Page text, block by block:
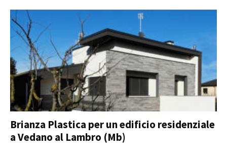
Brianza Plastica per un edificio residenziale
a Vedano al Lambro (Mb)